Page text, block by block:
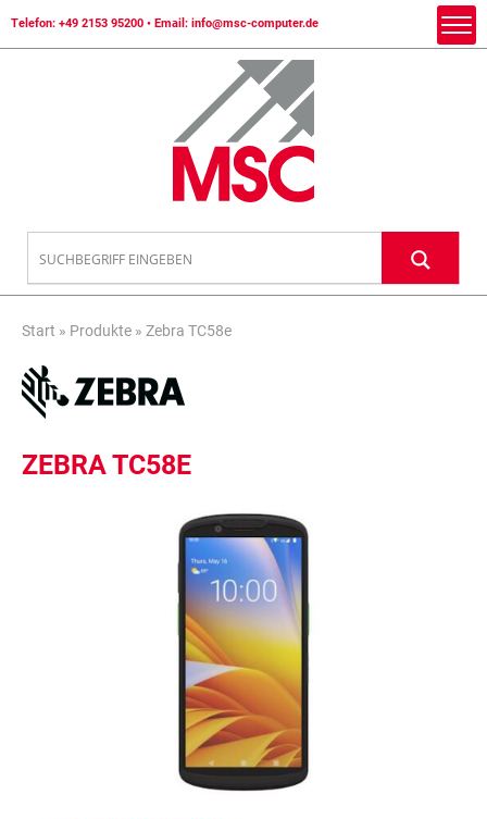
Telefon: +49 2153 95200 • Email: info@msc-computer.de
Start » Produkte » Zebra TC58e
ZEBRA TC58E